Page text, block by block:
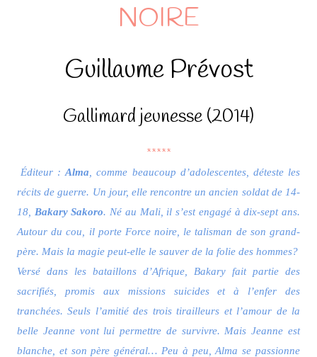
NOIRE
Guillaume Prévost
Gallimard jeunesse (2014)
*****
Éditeur :Alma , comme beaucoup d’adolescentes, déteste les
récits de guerre. Un jour, elle rencontre un ancien soldat de 14-
18, Bakary Sakoro. Né au Mali, il s’est engagé à dix-sept ans.
Autour du cou, il porte Force noire, le talisman de son grand-
père. Mais la magie peut-elle le sauver de la folie des hommes?
Versé dans les bataillons d’Afrique, Bakary fait partie des
sacrifiés, promis aux missions suicides et à l’enfer des
tranchées. Seuls l’amitié des trois tirailleurs et l’amour de la
belle Jeanne vont lui permettre de survivre. Mais Jeanne est
blanche, et son père général… Peu à peu, Alma se passionne